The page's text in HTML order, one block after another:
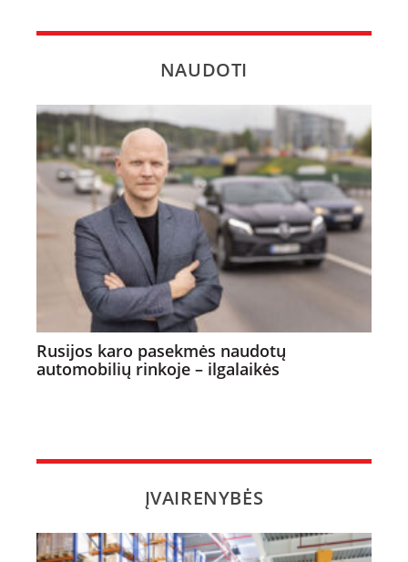
NAUDOTI
Rusijos karo pasekmės naudotų
automobilių rinkoje – ilgalaikės
ĮVAIRENYBĖS